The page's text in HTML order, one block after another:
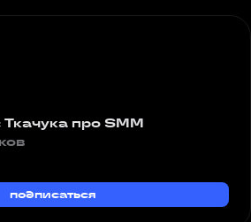
про SMM
подписаться